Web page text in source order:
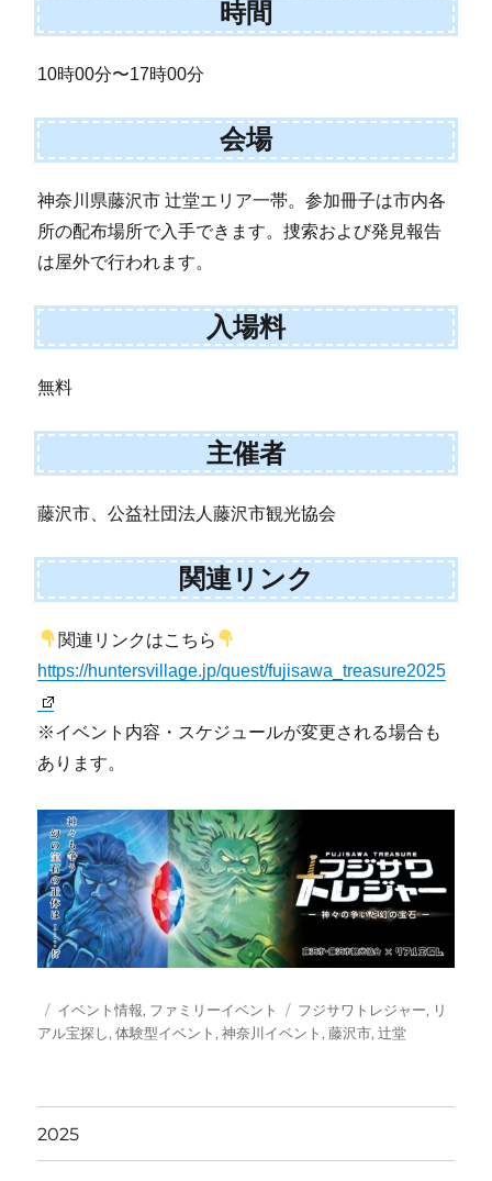
時間
10時00分〜17時00分
会場
神奈川県藤沢市 辻堂エリア一帯。参加冊子は市内各
所の配布場所で入手できます。捜索および発見報告
は屋外で行われます。
入場料
無料
主催者
藤沢市、公益社団法人藤沢市観光協会
関連リンク
関連リンクはこちら
https://huntersvillage.jp/quest/fujisawa_treasure2025
※イベント内容・スケジュールが変更される場合も
あります。
投
稿
カ
テ
イベント情報, ファミリーイベント
タ
グ
フジサワトレジャー, リ
アル宝探し,体験型イベント,神奈川イベント,藤沢市,辻堂
2025